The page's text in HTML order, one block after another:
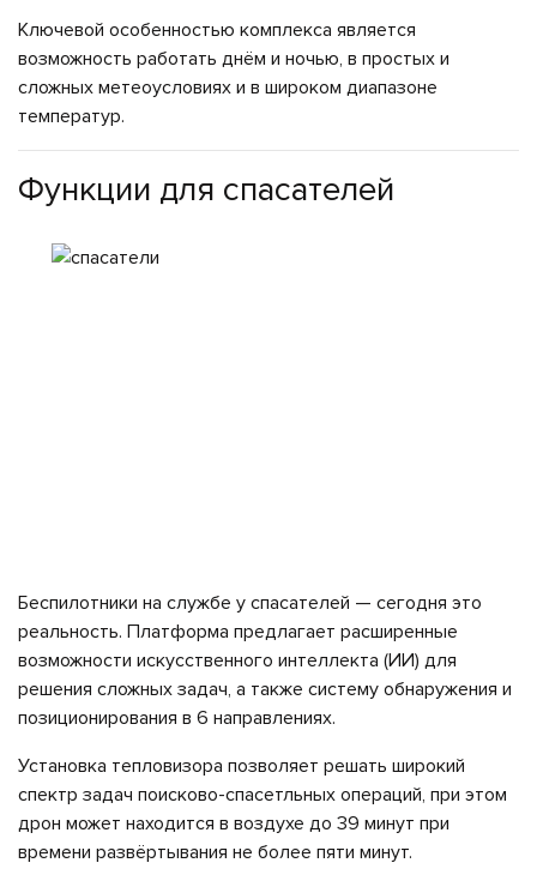
Ключевой особенностью комплекса является
возможность работать днём и ночью, в простых и
сложных метеоусловиях и в широком диапазоне
температур.
Функции для спасателей
Беспилотники на службе у спасателей — сегодня это
реальность. Платформа предлагает расширенные
возможности искусственного интеллекта (ИИ) для
решения сложных задач, а также систему обнаружения и
позиционирования в 6 направлениях.
Установка тепловизора позволяет решать широкий
спектр задач поисково-спасетльных операций, при этом
дрон может находится в воздухе до 39 минут при
времени развёртывания не более пяти минут.